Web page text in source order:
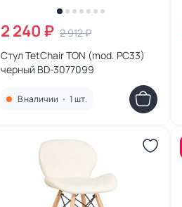
2 240 ₽ 2 912 ₽
Стул TetChair TON (mod. PC33)
черный BD-3077099
В наличии • 1 шт.